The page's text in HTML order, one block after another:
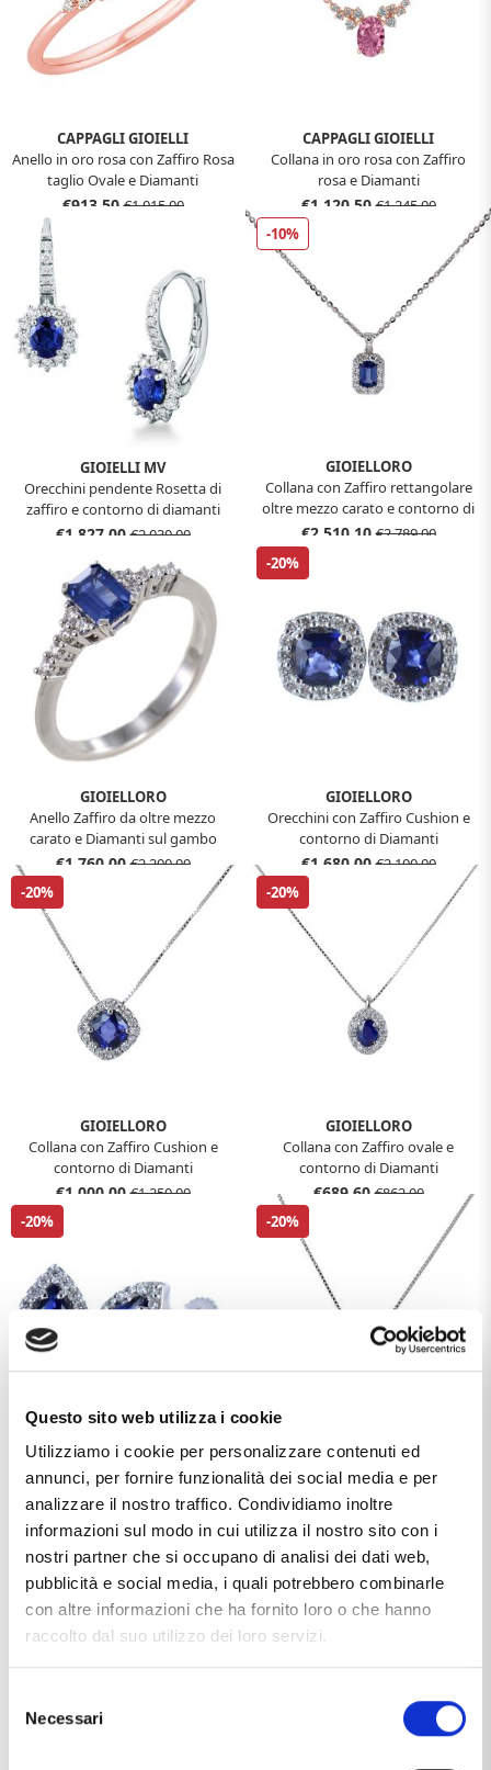
Questo sito web utilizza i cookie
Utilizziamo i cookie per personalizzare contenuti ed
annunci, per fornire funzionalità dei social media e per
analizzare il nostro traffico. Condividiamo inoltre
informazioni sul modo in cui utilizza il nostro sito con i
nostri partner che si occupano di analisi dei dati web,
pubblicità e social media, i quali potrebbero combinarle
con altre informazioni che ha fornito loro o che hanno
raccolto dal suo utilizzo dei loro servizi.
delNecessari
CAPPAGLI GIOIELLI
Anello in oro rosa con Zaffiro Rosa
taglio Ovale e Diamanti
€913,50€1.015,00
CAPPAGLI GIOIELLI
Collana in oro rosa con Zaffiro
rosa e Diamanti
€1.120,50€1.245,00
GIOIELLI MV
Orecchini pendente Rosetta di
zaffiro e contorno di diamanti
€1.827,00€2.030,00
-10%
GIOIELLORO
Collana con Zaffiro rettangolare
oltre mezzo carato e contorno di
Diamanti
€2.510,10€2.789,00
GIOIELLORO
Anello Zaffiro da oltre mezzo
carato e Diamanti sul gambo
€1.760,00€2.200,00
-20%
GIOIELLORO
Orecchini con Zaffiro Cushion e
contorno di Diamanti
€1.680,00€2.100,00
-20%
GIOIELLORO
Collana con Zaffiro Cushion e
contorno di Diamanti
€1.000,00€1.250,00
-20%
GIOIELLORO
Collana con Zaffiro ovale e
contorno di Diamanti
€689,60€862,00
-20%
GIOIELLORO
Orecchini con Zaffiro a Goccia e
contorno di Diamanti
€1.382,40 €1.728,00
-20%
GIOIELLORO
Collana con Zaffiro a Goccia e
contorno di Diamanti
€1.052,00
€1.315,00
-20%
-20%